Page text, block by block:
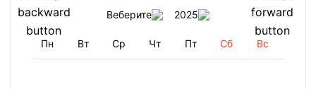
Веберите 2025
Пн Вт Ср Чт Пт Сб Вс